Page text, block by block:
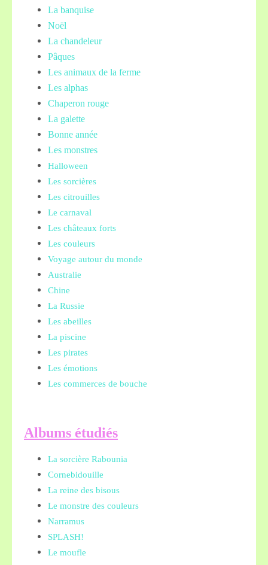
La banquise
Noël
La chandeleur
Pâques
Les animaux de la ferme
Les alphas
Chaperon rouge
La galette
Bonne année
Les monstres
Halloween
Les sorcières
Les citrouilles
Le carnaval
Les châteaux forts
Les couleurs
Voyage autour du monde
Australie
Chine
La Russie
Les abeilles
La piscine
Les pirates
Les émotions
Les commerces de bouche
Albums étudiés
La sorcière Rabounia
Cornebidouille
La reine des bisous
Le monstre des couleurs
Narramus
SPLASH!
Le moufle